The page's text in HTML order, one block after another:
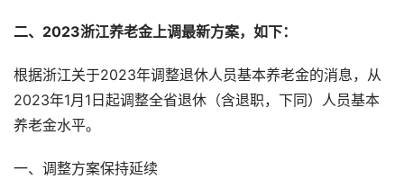
二、2023浙江养老金上调最新方案，如下：
根据浙江关于2023年调整退休人员基本养老金的消息，从
2023年1月1日起调整全省退休（含退职，下同）人员基本
养老金水平。
一、调整方案保持延续